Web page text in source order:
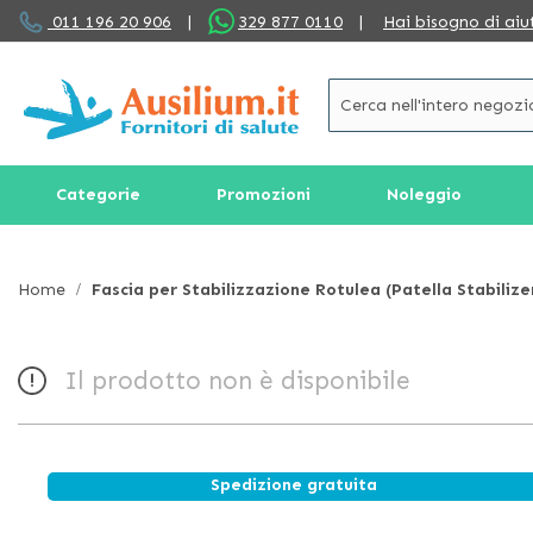
Salta
al
011 196 20 906 | 329 877 0110 | Hai bisogno di
Categorie Promozioni Noleggio
Home Fascia per Stabilizzazione Rotulea (Patella
Il prodotto non è disponibile
Spedizione gratuita